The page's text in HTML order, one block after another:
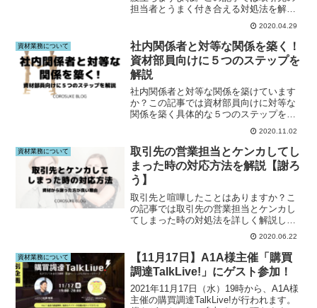
担当者とうまく付き合える対処法を解説
しています。資材部員はこの記事をご覧
2020.04.29
資材業務について
社内関係者と対等な関係を築く！
資材部員向けに５つのステップを
解説
社内関係者と対等な関係を築けています
か？この記事では資材部員向けに対等な
関係を築く具体的な５つのステップを紹
介します。下請仕事に甘んじている資材
部員はこの記事をご覧下さい。
2020.11.02
資材業務について
取引先の営業担当とケンカしてし
まった時の対応方法を解説【謝ろ
う】
取引先と喧嘩したことはありますか？こ
の記事では取引先の営業担当とケンカし
てしまった時の対処法を詳しく解説して
います。取引先と関係を修復したい人は
2020.06.22
資材業務について
【11月17日】A1A様主催「購買
調達TalkLive!」にゲスト参加！
2021年11月17日（水）19時から、A1A様
主催の購買調達TalkLive!が行われます。